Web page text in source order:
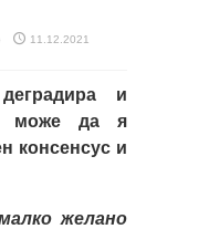
11.12.2021
и
може да я
консенсус и
желано